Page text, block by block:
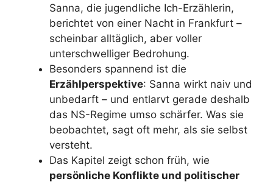
d
e
o
Sanna, die jugendliche Ich-Erzählerin,
berichtet von einer Nacht in Frankfurt –
scheinbar alltäglich, aber voller
unterschwelliger Bedrohung.
Besonders spannend ist die
Erzählperspektive: Sanna wirkt naiv und
unbedarft – und entlarvt gerade deshalb
das NS-Regime umso schärfer. Was sie
beobachtet, sagt oft mehr, als sie selbst
versteht.
Das Kapitel zeigt schon früh, wie
persönliche Konflikte und politischer